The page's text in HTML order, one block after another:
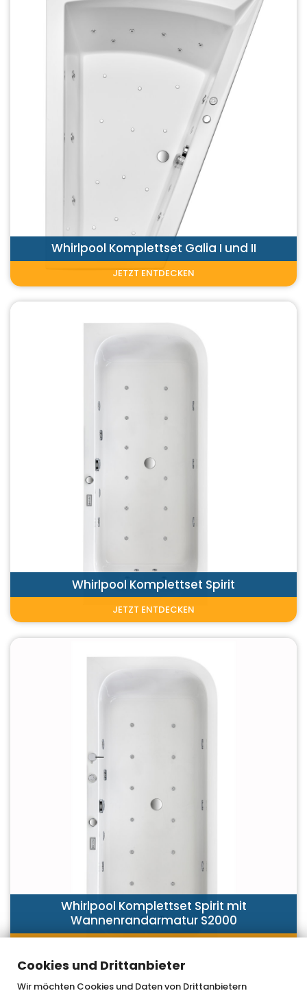
Cookies und Drittanbieter
Wir möchten Cookies und Daten von Drittanbietern
Whirlpool Komplettset Galia I und II
JETZT ENTDECKEN
Whirlpool Komplettset Spirit
JETZT ENTDECKEN
Whirlpool Komplettset Spirit mit
Wannenrandarmatur S2000